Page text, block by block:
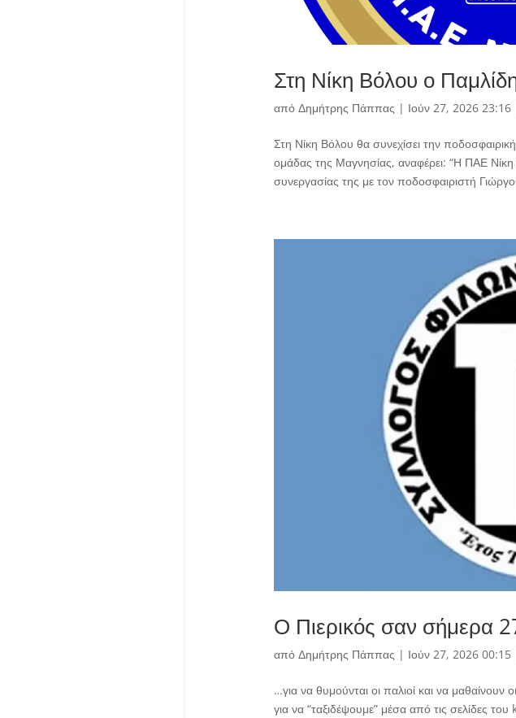
Στη Νίκη Βόλου ο
από Δημήτρης Πάππας | Ιούν 27, 2026 23:16
Στη Νίκη Βόλου θα συνεχίσει την
ομάδας της Μαγνησίας, αναφέρει: “Η ΠΑΕ Νίκη
συνεργασίας της με τον ποδοσφαιριστή
Ο Πιερικός σαν σήμερα
από Δημήτρης Πάππας | Ιούν 27, 2026 00:15
…για να θυμούνται οι παλιοί και να
για να “ταξιδέψουμε” μέσα από τις σελίδες